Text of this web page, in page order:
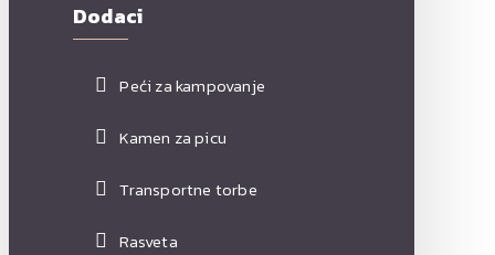
Dodaci
Peći za kampovanje
Kamen za picu
Transportne torbe
Rasveta